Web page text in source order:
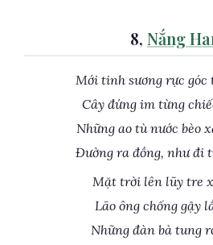
8, Nắng
Mới tinh sương rực góc
Cây đứng im từng
Những ao tù nước bèo
Đường ra đồng, như đi
Mặt trời lên lũy tre
Lão ông chống gậy
Những đàn bà tung